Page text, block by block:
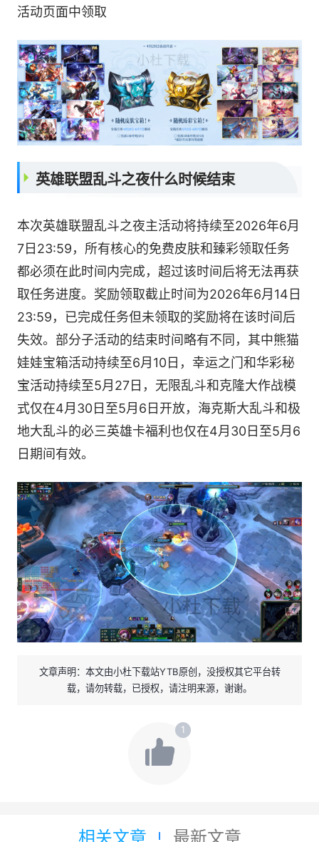
活动页面中领取
英雄联盟乱斗之夜什么时候结束
本次英雄联盟乱斗之夜主活动将持续至2026年6月
7日23:59，所有核心的免费皮肤和臻彩领取任务
都必须在此时间内完成，超过该时间后将无法再获
取任务进度。奖励领取截止时间为2026年6月14日
23:59，已完成任务但未领取的奖励将在该时间后
失效。部分子活动的结束时间略有不同，其中熊猫
娃娃宝箱活动持续至6月10日，幸运之门和华彩秘
宝活动持续至5月27日，无限乱斗和克隆大作战模
式仅在4月30日至5月6日开放，海克斯大乱斗和极
地大乱斗的必三英雄卡福利也仅在4月30日至5月6
日期间有效。
文章声明：本文由小杜下载站YTB原创，没授权其它平台转
载，请勿转载，已授权，请注明来源，谢谢。
1
相关文章 最新文章